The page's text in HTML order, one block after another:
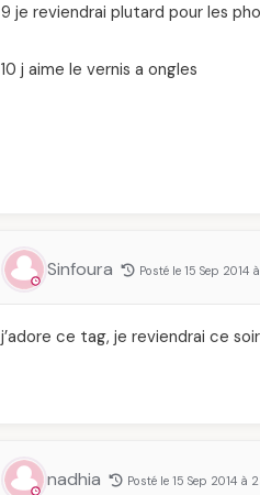
9 je reviendrai plutard pour les
10 j aime le vernis a ongles
Sinfoura Posté le 15 Sep 2014
j’adore ce tag, je reviendrai ce
nadhia Posté le 15 Sep 2014 à